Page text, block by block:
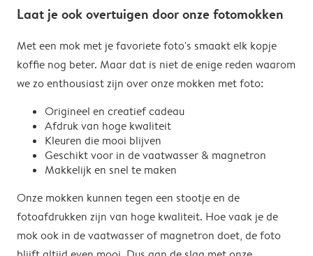
Laat je ook overtuigen door onze fotomokken
Met een mok met je favoriete foto's smaakt elk kopje
koffie nog beter. Maar dat is niet de enige reden waarom
we zo enthousiast zijn over onze mokken met foto:
Origineel en creatief cadeau
Afdruk van hoge kwaliteit
Kleuren die mooi blijven
Geschikt voor in de vaatwasser & magnetron
Makkelijk en snel te maken
Onze mokken kunnen tegen een stootje en de
fotoafdrukken zijn van hoge kwaliteit. Hoe vaak je de
mok ook in de vaatwasser of magnetron doet, de foto